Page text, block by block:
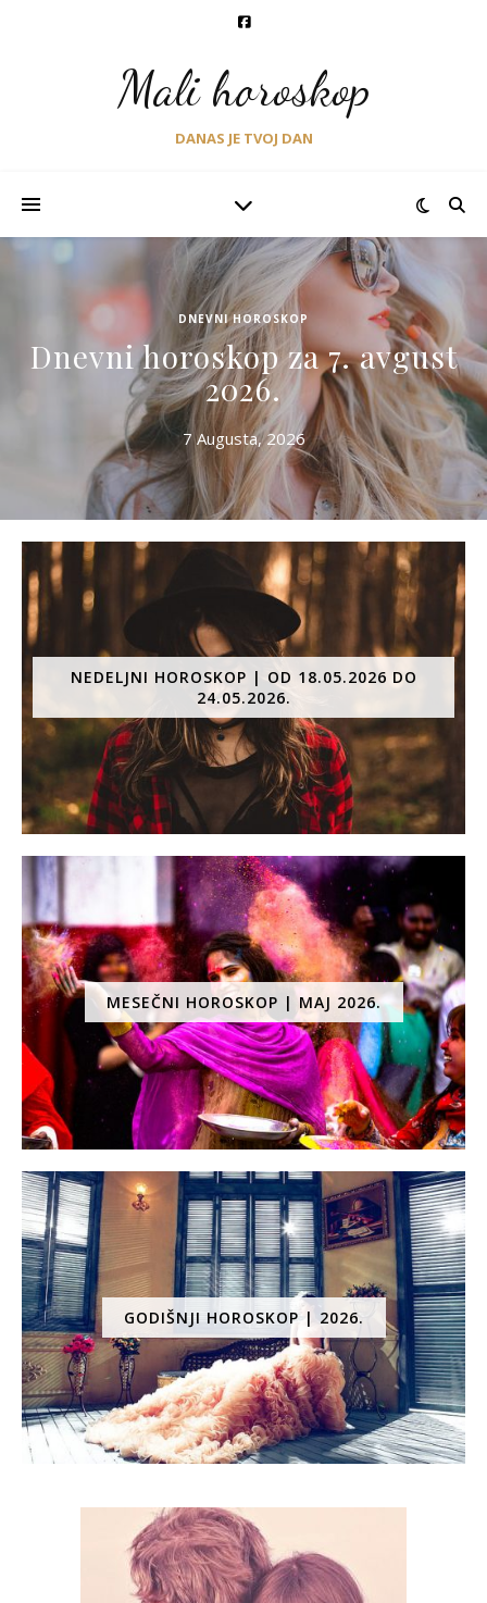
Mali horoskop
DANAS JE TVOJ DAN
DNEVNI HOROSKOP
Dnevni horoskop za 7. avgust
2026.
7 Augusta, 2026
NEDELJNI HOROSKOP | OD 18.05.2026 DO
24.05.2026.
MESEČNI HOROSKOP | MAJ 2026.
GODIŠNJI HOROSKOP | 2026.